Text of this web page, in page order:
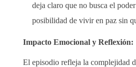
deja claro que no busca el
posibilidad de vivir en paz sin
Impacto Emocional y Reflexión:
El episodio refleja la complejidad